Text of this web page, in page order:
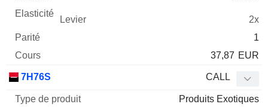
2x
1
37,87 EUR
7H76S CALL
Produits Exotiques